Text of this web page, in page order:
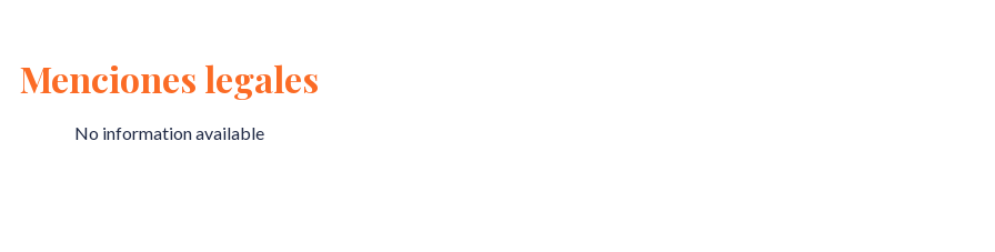
Menciones legales
No information available